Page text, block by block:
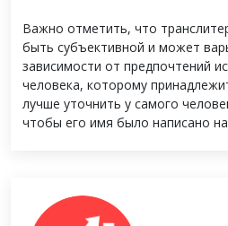
Важно отметить, что
быть субъективной и может
зависимости от предпочтений
человека, которому
лучше уточнить у самого
чтобы его имя было написано